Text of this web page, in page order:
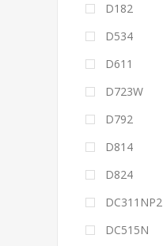
D182
D534
D611
D723W
D792
D814
D824
DC311NP2
DC515N